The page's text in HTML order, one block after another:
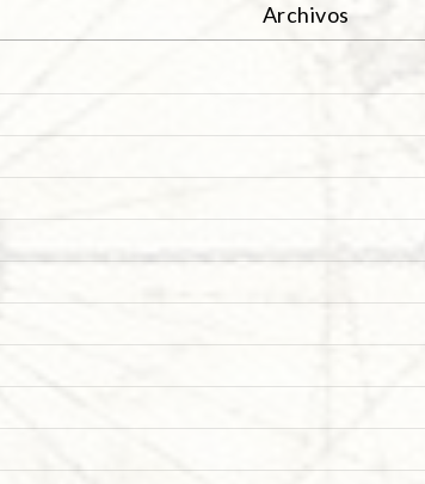
Archivos